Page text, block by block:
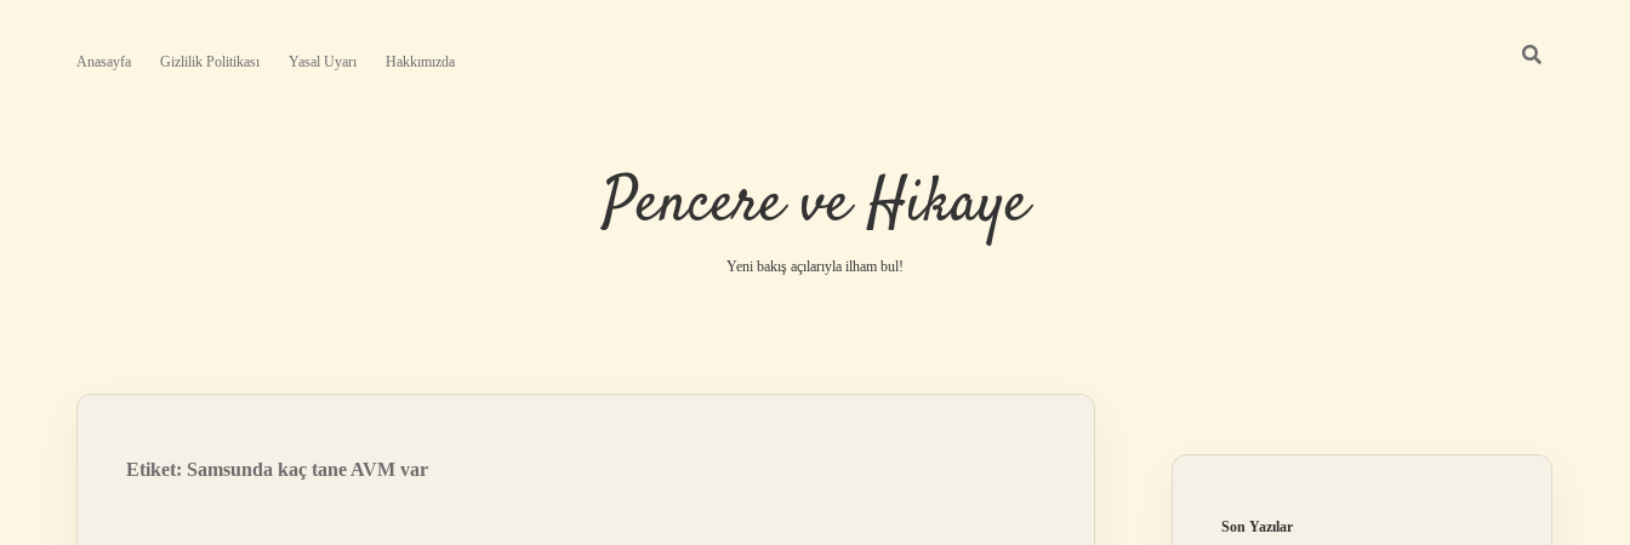
Anasayfa Gizlilik Politikası Yasal Uyarı Hakkımızda
Pencere ve Hikaye
Yeni bakış açılarıyla ilham bul!
Etiket: Samsunda kaç tane AVM var
Son Yazılar